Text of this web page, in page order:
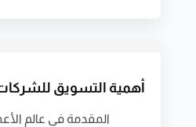
أهمية التسويق
المقدمة في عالم